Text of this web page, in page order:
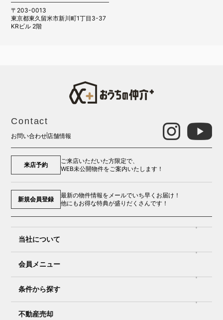
〒203-0013
東京都東久留米市新川町1丁目3-37
KRビル 2階
Contact
お問い合わせ 店舗情報
来店予約
ご来店いただいた方限定で、
WEB未公開物件をご案内いたします！
新規会員登録
最新の物件情報をメールでいち早くお届け！
他にもお得な特典が盛りだくさんです！
当社について
会員メニュー
条件から探す
不動産売却